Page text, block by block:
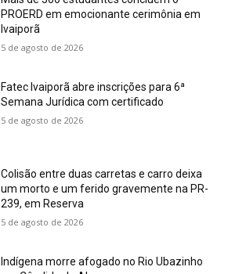
PROERD em emocionante cerimônia em
Ivaiporã
5 de agosto de 2026
Fatec Ivaiporã abre inscrições para 6ª
Semana Jurídica com certificado
5 de agosto de 2026
Colisão entre duas carretas e carro deixa
um morto e um ferido gravemente na PR-
239, em Reserva
5 de agosto de 2026
Indígena morre afogado no Rio Ubazinho